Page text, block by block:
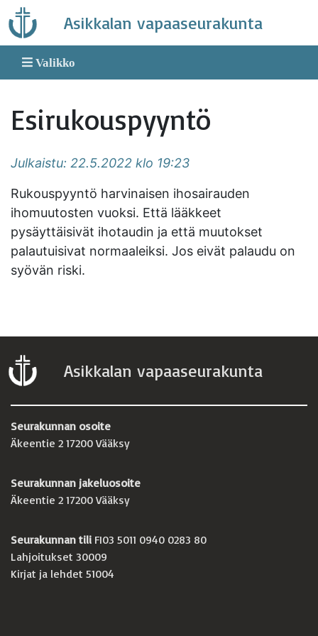
Skip
to
content
Asikkalan vapaaseurakunta
Valikko
Esirukouspyyntö
Julkaistu: 22.5.2022 klo 19:23
Rukouspyyntö harvinaisen ihosairauden
ihomuutosten vuoksi. Että lääkkeet
pysäyttäisivät ihotaudin ja että muutokset
palautuisivat normaaleiksi. Jos eivät palaudu on
syövän riski.
Asikkalan vapaaseurakunta
Seurakunnan osoite
Äkeentie 2 17200 Vääksy
Seurakunnan jakeluosoite
Äkeentie 2 17200 Vääksy
Seurakunnan tili FI03 5011 0940 0283 80
Lahjoitukset 30009
Kirjat ja lehdet 51004